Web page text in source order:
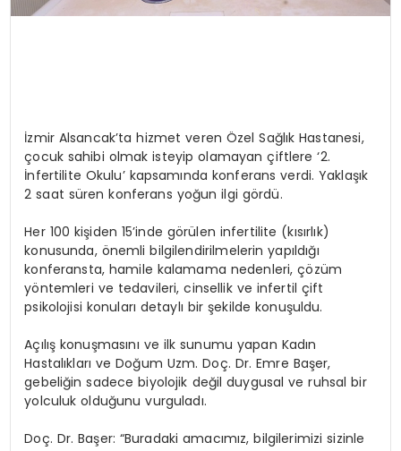
İzmir Alsancak’ta hizmet veren Özel Sağlık Hastanesi,
çocuk sahibi olmak isteyip olamayan çiftlere ‘2.
İnfertilite Okulu’ kapsamında konferans verdi. Yaklaşık
2 saat süren konferans yoğun ilgi gördü.
Her 100 kişiden 15’inde görülen infertilite (kısırlık)
konusunda, önemli bilgilendirilmelerin yapıldığı
konferansta, hamile kalamama nedenleri, çözüm
yöntemleri ve tedavileri, cinsellik ve infertil çift
psikolojisi konuları detaylı bir şekilde konuşuldu.
Açılış konuşmasını ve ilk sunumu yapan Kadın
Hastalıkları ve Doğum Uzm. Doç. Dr. Emre Başer,
gebeliğin sadece biyolojik değil duygusal ve ruhsal bir
yolculuk olduğunu vurguladı.
Doç. Dr. Başer: “Buradaki amacımız, bilgilerimizi sizinle